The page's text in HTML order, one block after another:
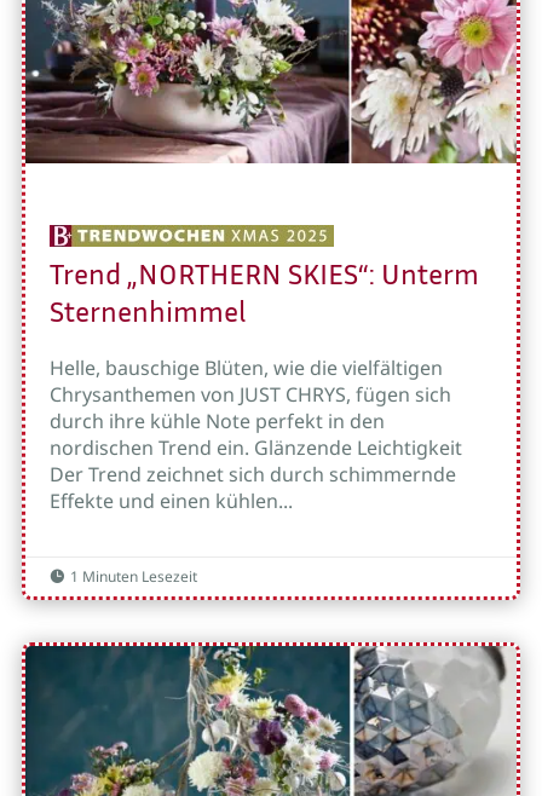
Trend „NORTHERN SKIES“: Unterm
Sternenhimmel
Helle, bauschige Blüten, wie die vielfältigen
Chrysanthemen von JUST CHRYS, fügen sich
durch ihre kühle Note perfekt in den
nordischen Trend ein. Glänzende Leichtigkeit
Der Trend zeichnet sich durch schimmernde
Effekte und einen kühlen...
 1 Minuten Lesezeit